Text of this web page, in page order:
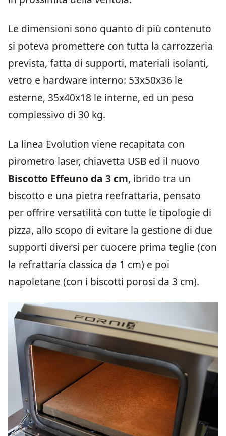
Le dimensioni sono quanto di più contenuto
si poteva promettere con tutta la carrozzeria
prevista, fatta di supporti, materiali isolanti,
vetro e hardware interno: 53x50x36 le
esterne, 35x40x18 le interne, ed un peso
complessivo di 30 kg.
La linea Evolution viene recapitata con
pirometro laser, chiavetta USB ed il nuovo
Biscotto Effeuno da 3 cm, ibrido tra un
biscotto e una pietra reefrattaria, pensato
per offrire versatilità con tutte le tipologie di
pizza, allo scopo di evitare la gestione di due
supporti diversi per cuocere prima teglie (con
la refrattaria classica da 1 cm) e poi
napoletane (con i biscotti porosi da 3 cm).